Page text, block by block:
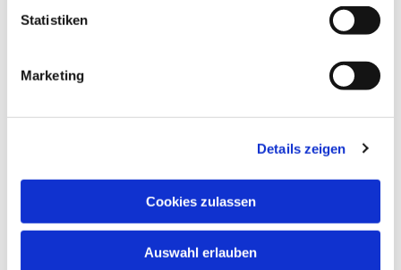
Statistiken
Marketing
Details zeigen
Cookies zulassen
Auswahl erlauben